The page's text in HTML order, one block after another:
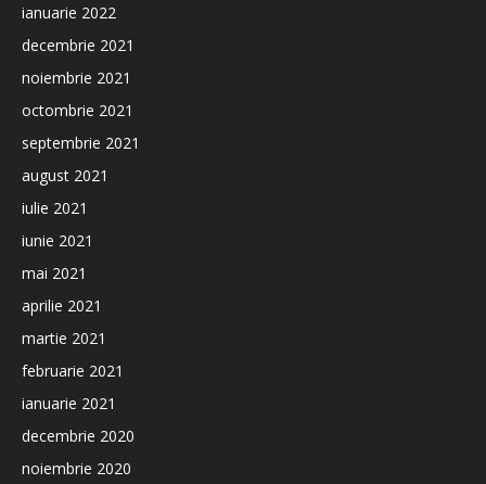
ianuarie 2022
decembrie 2021
noiembrie 2021
octombrie 2021
septembrie 2021
august 2021
iulie 2021
iunie 2021
mai 2021
aprilie 2021
martie 2021
februarie 2021
ianuarie 2021
decembrie 2020
noiembrie 2020